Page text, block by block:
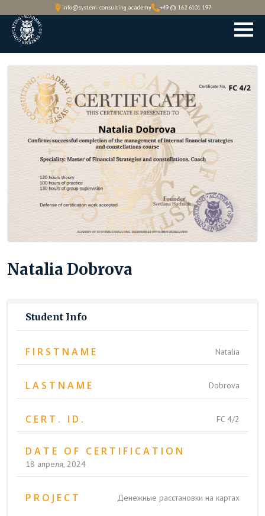
info@system-consulting.academy +49 (0) 162 6101 197
Natalia Dobrova
Student Info
FIRSTNAME Natalia
LASTNAME Dobrova
CERT. ID. FC 4/2
DATE OF CERTIFICATION
18 апреля, 2024
PROJECT Денежные расстановки на картах